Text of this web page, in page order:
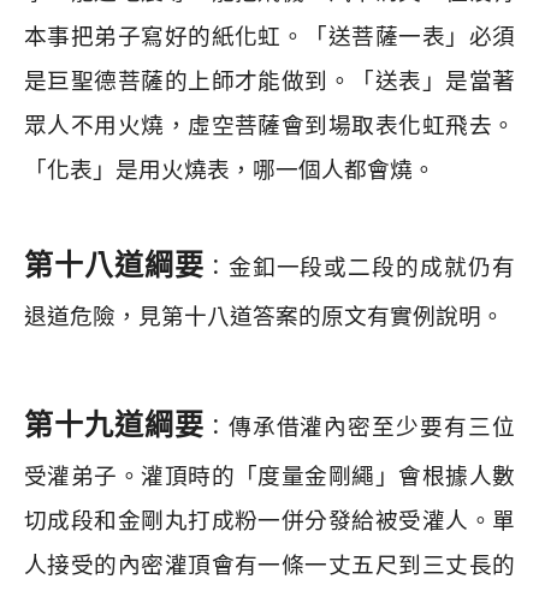
本事把弟子寫好的紙化虹。「送菩薩一表」必須
是巨聖德菩薩的上師才能做到。「送表」是當著
眾人不用火燒，虛空菩薩會到場取表化虹飛去。
「化表」是用火燒表，哪一個人都會燒。
第十八道綱要 ：金釦一段或二段的成就仍有
退道危險，見第十八道答案的原文有實例說明。
第十九道綱要 ：傳承借灌內密至少要有三位
受灌弟子。灌頂時的「度量金剛繩」會根據人數
切成段和金剛丸打成粉一併分發給被受灌人。單
人接受的內密灌頂會有一條一丈五尺到三丈長的